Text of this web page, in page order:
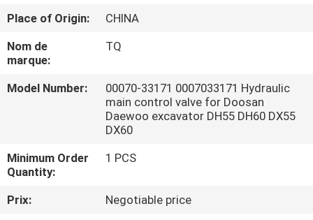
SHOW
A
PROPOS
VISITE
D'USINE
Place of Origin:
CHINA
Nom de
marque:
TQ
Model Number:
00070-33171 0007033171 Hydraulic
main control valve for Doosan
Daewoo excavator DH55 DH60 DX55
DX60
Minimum Order
Quantity:
1 PCS
Prix:
Negotiable price